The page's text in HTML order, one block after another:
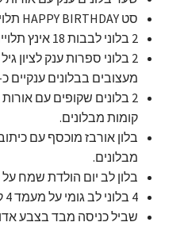
סט HAPPY BIRTHDAY תלוי בחלל השער.
2 בלוני לבבות 18 אינץ תלויים בצידי השער.
2 בלוני ספרות ענק לציון
מעצובים בבלונים ענקיים כ- 2.2 גובה עם
קומות מבלונים.
מבלונים.
בלון לב יום הולדת שמח על מעמד 4
4 בלוני לב גומי על מעמד 4 קומות מבלונים.
שביל כניסה מבד בצבע